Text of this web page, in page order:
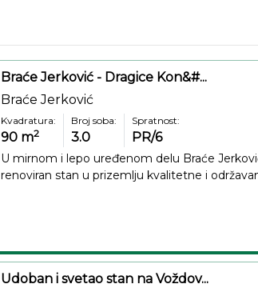
Braće Jerković - Dragice Kon&#...
Braće Jerković
Kvadratura:
90 m2
Broj soba:
3.0
Spratnost:
PR/6
U mirnom i lepo uređenom delu Braće
renoviran stan u prizemlju kvalitetne i
Udoban i svetao stan na Voždov...